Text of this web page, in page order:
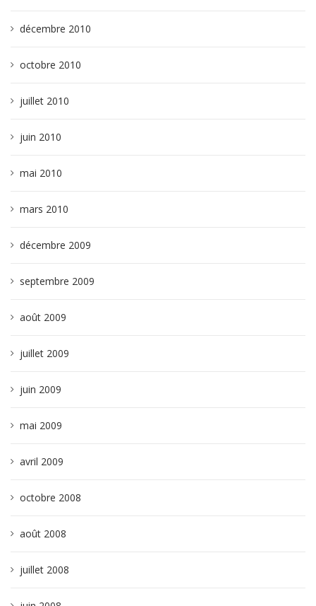
décembre 2010
octobre 2010
juillet 2010
juin 2010
mai 2010
mars 2010
décembre 2009
septembre 2009
août 2009
juillet 2009
juin 2009
mai 2009
avril 2009
octobre 2008
août 2008
juillet 2008